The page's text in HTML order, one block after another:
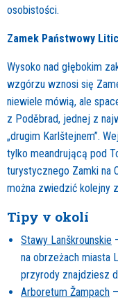
osobistości.
Zamek Państwowy
Wysoko nad głębokim
wzgórzu wznosi się
niewiele mówią, ale
z Poděbrad, jednej z
„drugim Karlštejnem”.
tylko meandrującą pod
turystycznego Zamki na
można zwiedzić kolejny
Tipy v okolí
Stawy Lanškrounskie
na obrzeżach miasta
przyrody znajdziesz
Arboretum Žampach